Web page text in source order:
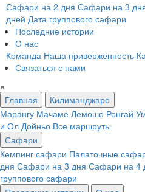
Сафари на 2 дня Сафари на 3
дней Дата группового сафари
Последние истории
О нас
Команда Наша приверженность
Связаться с нами
×
Главная
Килиманджаро
Марангу Мачаме Лемошо Ронгай
и Ол Дойньо Все маршруты
Сафари
Кемпинг сафари Палаточные
дня Сафари на 3 дня Сафари на 4
группового сафари